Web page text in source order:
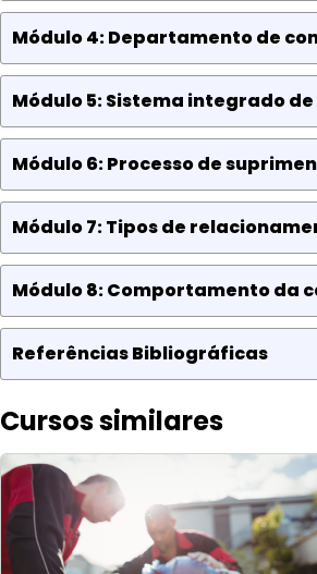
Módulo 4: Departamento de
Módulo 5: Sistema integrado
Módulo 6: Processo de
Módulo 7: Tipos de
Módulo 8: Comportamento da
Referências Bibliográficas
Cursos similares